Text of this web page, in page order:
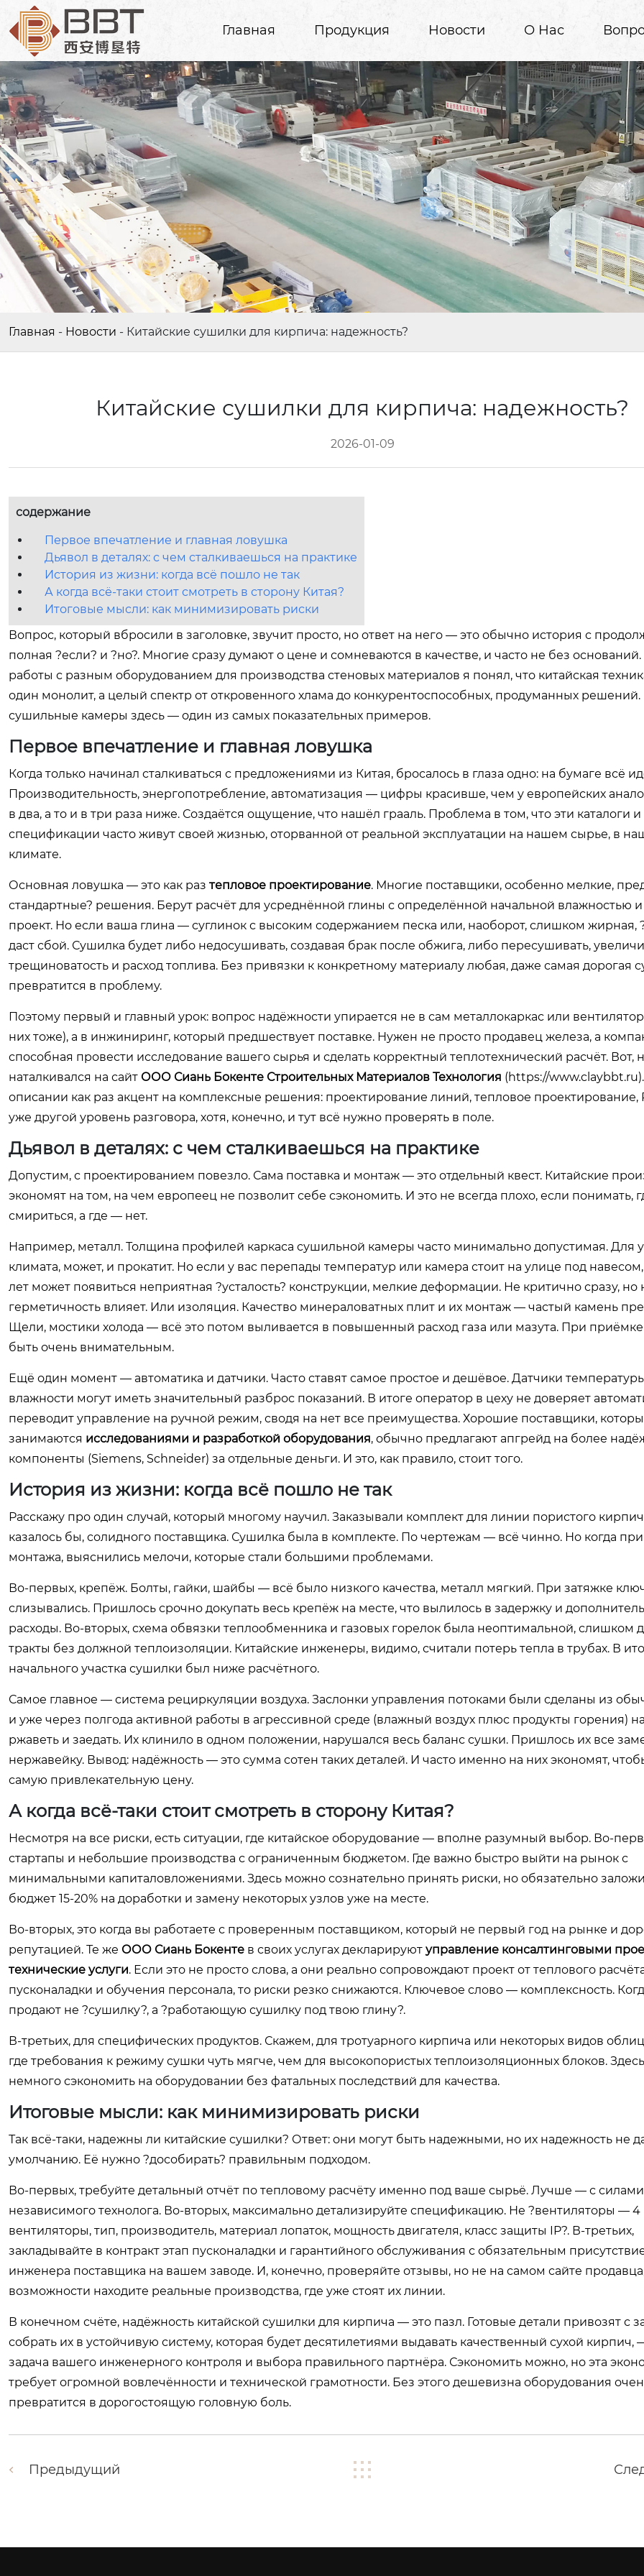
Главная Продукция Новости О Нас
Главная - Новости - Китайские сушилки для кирпича: надежность?
Китайские сушилки для кирпича: надежность?
2026-01-09
содержание
Первое впечатление и главная ловушка
Дьявол в деталях: с чем сталкиваешься на практике
История из жизни: когда всё пошло не так
А когда всё-таки стоит смотреть в сторону Китая?
Итоговые мысли: как минимизировать риски
Вопрос, который вбросили в заголовке, звучит просто, но ответ на него — это обычно история с
полная ?если? и ?но?. Многие сразу думают о цене и сомневаются в качестве, и часто не без
работы с разным оборудованием для производства стеновых материалов я понял, что китайская
один монолит, а целый спектр от откровенного хлама до конкурентоспособных, продуманных решений.
сушильные камеры здесь — один из самых показательных примеров.
Первое впечатление и главная ловушка
Когда только начинал сталкиваться с предложениями из Китая, бросалось в глаза одно: на бумаге всё
Производительность, энергопотребление, автоматизация — цифры красивше, чем у европейских
в два, а то и в три раза ниже. Создаётся ощущение, что нашёл грааль. Проблема в том, что эти каталоги и
спецификации часто живут своей жизнью, оторванной от реальной эксплуатации на нашем сырье, в
климате.
Основная ловушка — это как раз тепловое проектирование. Многие поставщики, особенно мелкие,
стандартные? решения. Берут расчёт для усреднённой глины с определённой начальной влажностью
проект. Но если ваша глина — суглинок с высоким содержанием песка или, наоборот, слишком жирная,
даст сбой. Сушилка будет либо недосушивать, создавая брак после обжига, либо пересушивать,
трещиноватость и расход топлива. Без привязки к конкретному материалу любая, даже самая дорогая
превратится в проблему.
Поэтому первый и главный урок: вопрос надёжности упирается не в сам металлокаркас или
них тоже), а в инжиниринг, который предшествует поставке. Нужен не просто продавец железа, а
способная провести исследование вашего сырья и сделать корректный теплотехнический расчёт. Вот,
наталкивался на сайт ООО Сиань Бокенте Строительных Материалов Технология (https://
описании как раз акцент на комплексные решения: проектирование линий, тепловое проектирование,
уже другой уровень разговора, хотя, конечно, и тут всё нужно проверять в поле.
Дьявол в деталях: с чем сталкиваешься на практике
Допустим, с проектированием повезло. Сама поставка и монтаж — это отдельный квест. Китайские
экономят на том, на чем европеец не позволит себе сэкономить. И это не всегда плохо, если понимать,
смириться, а где — нет.
Например, металл. Толщина профилей каркаса сушильной камеры часто минимально допустимая. Для
климата, может, и прокатит. Но если у вас перепады температур или камера стоит на улице под
лет может появиться неприятная ?усталость? конструкции, мелкие деформации. Не критично сразу, но
герметичность влияет. Или изоляция. Качество минераловатных плит и их монтаж — частый камень
Щели, мостики холода — всё это потом выливается в повышенный расход газа или мазута. При
быть очень внимательным.
Ещё один момент — автоматика и датчики. Часто ставят самое простое и дешёвое. Датчики
влажности могут иметь значительный разброс показаний. В итоге оператор в цеху не доверяет
переводит управление на ручной режим, сводя на нет все преимущества. Хорошие поставщики,
занимаются исследованиями и разработкой оборудования, обычно предлагают апгрейд на более
компоненты (Siemens, Schneider) за отдельные деньги. И это, как правило, стоит того.
История из жизни: когда всё пошло не так
Расскажу про один случай, который многому научил. Заказывали комплект для линии пористого
казалось бы, солидного поставщика. Сушилка была в комплекте. По чертежам — всё чинно. Но когда
монтажа, выяснились мелочи, которые стали большими проблемами.
Во-первых, крепёж. Болты, гайки, шайбы — всё было низкого качества, металл мягкий. При затяжке
слизывались. Пришлось срочно докупать весь крепёж на месте, что вылилось в задержку и
расходы. Во-вторых, схема обвязки теплообменника и газовых горелок была неоптимальной, слишком
тракты без должной теплоизоляции. Китайские инженеры, видимо, считали потерь тепла в трубах. В
начального участка сушилки был ниже расчётного.
Самое главное — система рециркуляции воздуха. Заслонки управления потоками были сделаны из
и уже через полгода активной работы в агрессивной среде (влажный воздух плюс продукты горения)
ржаветь и заедать. Их клинило в одном положении, нарушался весь баланс сушки. Пришлось их все
нержавейку. Вывод: надёжность — это сумма сотен таких деталей. И часто именно на них экономят,
самую привлекательную цену.
А когда всё-таки стоит смотреть в сторону Китая?
Несмотря на все риски, есть ситуации, где китайское оборудование — вполне разумный выбор. Во-
стартапы и небольшие производства с ограниченным бюджетом. Где важно быстро выйти на рынок с
минимальными капиталовложениями. Здесь можно сознательно принять риски, но обязательно
бюджет 15-20% на доработки и замену некоторых узлов уже на месте.
Во-вторых, это когда вы работаете с проверенным поставщиком, который не первый год на рынке и
репутацией. Те же ООО Сиань Бокенте в своих услугах декларируют управление консалтинговыми
технические услуги. Если это не просто слова, а они реально сопровождают проект от теплового
пусконаладки и обучения персонала, то риски резко снижаются. Ключевое слово — комплексность.
продают не ?сушилку?, а ?работающую сушилку под твою глину?.
В-третьих, для специфических продуктов. Скажем, для тротуарного кирпича или некоторых видов
где требования к режиму сушки чуть мягче, чем для высокопористых теплоизоляционных блоков.
немного сэкономить на оборудовании без фатальных последствий для качества.
Итоговые мысли: как минимизировать риски
Так всё-таки, надежны ли китайские сушилки? Ответ: они могут быть надежными, но их надежность не
умолчанию. Её нужно ?дособирать? правильным подходом.
Во-первых, требуйте детальный отчёт по тепловому расчёту именно под ваше сырьё. Лучше — с силами
независимого технолога. Во-вторых, максимально детализируйте спецификацию. Не ?вентиляторы — 4
вентиляторы, тип, производитель, материал лопаток, мощность двигателя, класс защиты IP?. В-третьих,
закладывайте в контракт этап пусконаладки и гарантийного обслуживания с обязательным
инженера поставщика на вашем заводе. И, конечно, проверяйте отзывы, но не на самом сайте
возможности находите реальные производства, где уже стоят их линии.
В конечном счёте, надёжность китайской сушилки для кирпича — это пазл. Готовые детали привозят с
собрать их в устойчивую систему, которая будет десятилетиями выдавать качественный сухой кирпич,
задача вашего инженерного контроля и выбора правильного партнёра. Сэкономить можно, но эта
требует огромной вовлечённости и технической грамотности. Без этого дешевизна оборудования
превратится в дорогостоящую головную боль.
Предыдущий